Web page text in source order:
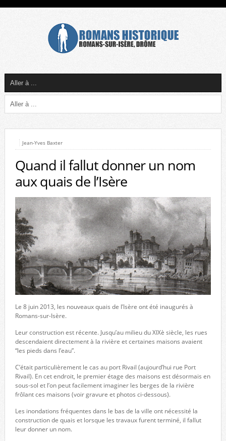
Jean-Yves Baxter
Quand il fallut donner un nom
aux quais de l’Isère
Le 8 juin 2013, les nouveaux quais de l’Isère ont été inaugurés à
Romans-sur-Isère.
Leur construction est récente. Jusqu’au milieu du XIXè siècle, les rues
descendaient directement à la rivière et certaines maisons avaient
“les pieds dans l’eau”.
C’était particulièrement le cas au port Rivail (aujourd’hui rue Port
Rivail). En cet endroit, le premier étage des maisons est désormais en
sous-sol et l’on peut facilement imaginer les berges de la rivière
frôlant ces maisons (voir gravure et photos ci-dessous).
Les inondations fréquentes dans le bas de la ville ont nécessité la
construction de quais et lorsque les travaux furent terminé, il fallut
leur donner un nom.